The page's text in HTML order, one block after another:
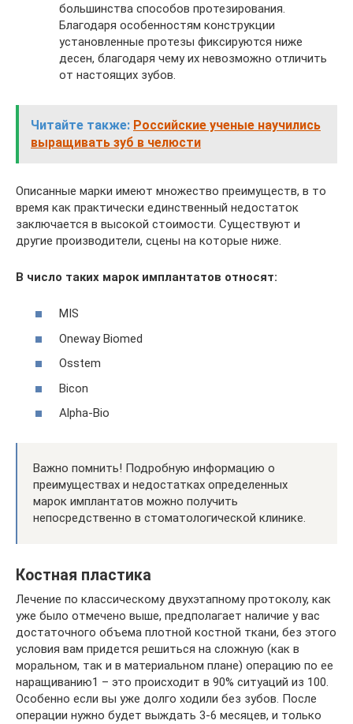
большинства способов протезирования.
Благодаря особенностям конструкции
установленные протезы фиксируются ниже
десен, благодаря чему их невозможно отличить
от настоящих зубов.
Читайте также: Российские ученые научились
выращивать зуб в челюсти
Описанные марки имеют множество преимуществ, в то
время как практически единственный недостаток
заключается в высокой стоимости. Существуют и
другие производители, сцены на которые ниже.
В число таких марок имплантатов относят:
MIS
Oneway Biomed
Osstem
Bicon
Alpha-Bio
Важно помнить! Подробную информацию о
преимуществах и недостатках определенных
марок имплантатов можно получить
непосредственно в стоматологической клинике.
Костная пластика
Лечение по классическому двухэтапному протоколу, как
уже было отмечено выше, предполагает наличие у вас
достаточного объема плотной костной ткани, без этого
условия вам придется решиться на сложную (как в
моральном, так и в материальном плане) операцию по ее
наращиванию1 – это происходит в 90% ситуаций из 100.
Особенно если вы уже долго ходили без зубов. После
операции нужно будет выждать 3-6 месяцев, и только